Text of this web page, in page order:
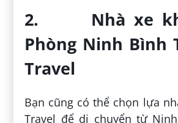
2. Nhà xe
Phòng Ninh Bình
Travel
Bạn cũng có thể chọn lựa
Travel để di chuyển từ